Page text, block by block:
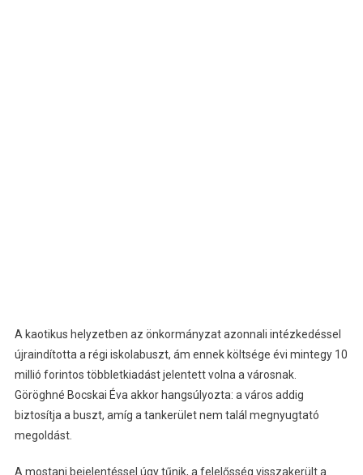
A kaotikus helyzetben az önkormányzat azonnali intézkedéssel
újraindította a régi iskolabuszt, ám ennek költsége évi mintegy 10
millió forintos többletkiadást jelentett volna a városnak.
Göröghné Bocskai Éva akkor hangsúlyozta: a város addig
biztosítja a buszt, amíg a tankerület nem talál megnyugtató
megoldást.
A mostani bejelentéssel úgy tűnik, a felelősség visszakerült a